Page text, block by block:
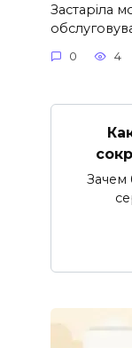
Застаріла
0 4
Зачем